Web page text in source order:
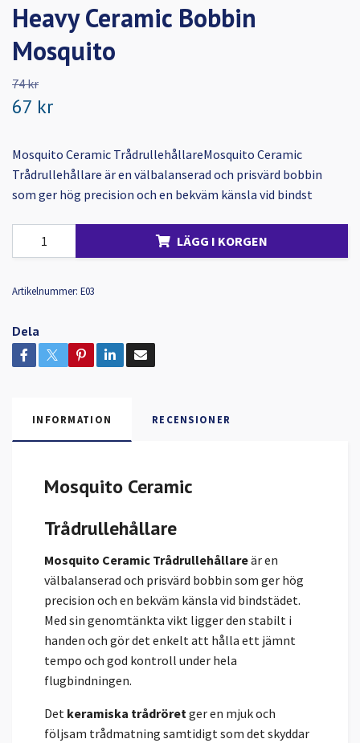
Heavy Ceramic Bobbin
Mosquito
74 kr
67 kr
Mosquito Ceramic TrådrullehållareMosquito Ceramic
Trådrullehållare är en välbalanserad och prisvärd bobbin
som ger hög precision och en bekväm känsla vid bindst
LÄGG I KORGEN
Artikelnummer: E03
Dela
INFORMATION RECENSIONER
Mosquito Ceramic
Trådrullehållare
Mosquito Ceramic Trådrullehållareär en
välbalanserad och prisvärd bobbin som ger hög
precision och en bekväm känsla vid bindstädet.
Med sin genomtänkta vikt ligger den stabilt i
handen och gör det enkelt att hålla ett jämnt
tempo och god kontroll under hela
flugbindningen.
Det keramiska trådröretger en mjuk och
följsam trådmatning samtidigt som det skyddar